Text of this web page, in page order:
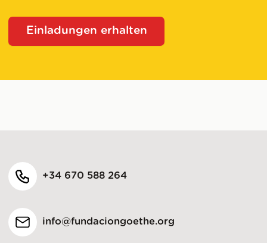
Einladungen erhalten
+34 670 588 264
info@fundaciongoethe.org